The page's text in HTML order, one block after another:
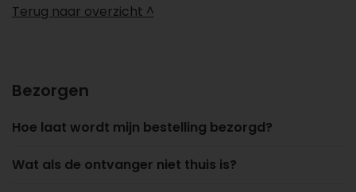
Terug naar overzicht ^
Bezorgen
Hoe laat wordt mijn bestelling bezorgd?
Wat als de ontvanger niet thuis is?